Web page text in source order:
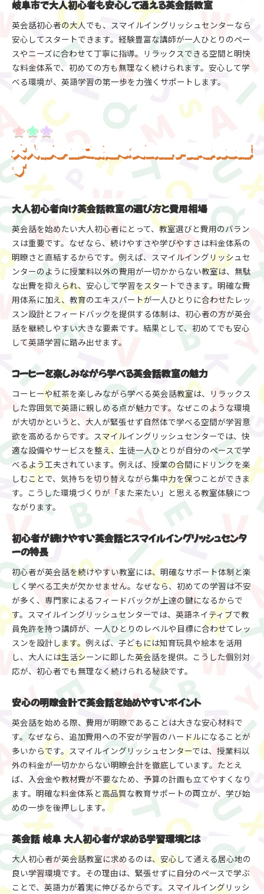
岐阜市で大人初心者も安心して通える英会話教室
英会話初心者の大人でも、スマイルイングリッシュセンターなら
安心してスタートできます。経験豊富な講師が一人ひとりのペー
スやニーズに合わせて丁寧に指導。リラックスできる空間と明快
な料金体系で、初めての方も無理なく続けられます。安心して学
べる環境が、英語学習の第一歩を力強くサポートします。
大人初心者に最適な英会話学習環境を探
す
大人初心者向け英会話教室の選び方と費用相場
英会話を始めたい大人初心者にとって、教室選びと費用のバラン
スは重要です。なぜなら、続けやすさや学びやすさは料金体系の
明瞭さと直結するからです。例えば、スマイルイングリッシュセ
ンターのように授業料以外の費用が一切かからない教室は、無駄
な出費を抑えられ、安心して学習をスタートできます。明確な費
用体系に加え、教育のエキスパートが一人ひとりに合わせたレッ
スン設計とフィードバックを提供する体制は、初心者の方が英会
話を継続しやすい大きな要素です。結果として、初めてでも安心
して英語学習に踏み出せます。
コーヒーを楽しみながら学べる英会話教室の魅力
コーヒーや紅茶を楽しみながら学べる英会話教室は、リラックス
した雰囲気で英語に親しめる点が魅力です。なぜこのような環境
が大切かというと、大人が緊張せず自然体で学べる空間が学習意
欲を高めるからです。スマイルイングリッシュセンターでは、快
適な設備やサービスを整え、生徒一人ひとりが自分のペースで学
べるよう工夫されています。例えば、授業の合間にドリンクを楽
しむことで、気持ちを切り替えながら集中力を保つことができま
す。こうした環境づくりが「また来たい」と思える教室体験につ
ながります。
初心者が続けやすい英会話とスマイルイングリッシュセンタ
ーの特長
初心者が英会話を続けやすい教室には、明確なサポート体制と楽
しく学べる工夫が欠かせません。なぜなら、初めての学習は不安
が多く、専門家によるフィードバックが上達の鍵になるからで
す。スマイルイングリッシュセンターでは、英語ネイティブで教
員免許を持つ講師が、一人ひとりのレベルや目標に合わせてレッ
スンを設計します。例えば、子どもには知育玩具や絵本を活用
し、大人には生活シーンに即した英会話を提供。こうした個別対
応が、初心者でも無理なく続けられる秘訣です。
安心の明瞭会計で英会話を始めやすいポイント
英会話を始める際、費用が明瞭であることは大きな安心材料で
す。なぜなら、追加費用への不安が学習のハードルになることが
多いからです。スマイルイングリッシュセンターでは、授業料以
外の料金が一切かからない明瞭会計を徹底しています。たとえ
ば、入会金や教材費が不要なため、予算の計画も立てやすくなり
ます。明確な料金体系と高品質な教育サポートの両立が、学び始
めの一歩を後押しします。
英会話 岐阜 大人初心者が求める学習環境とは
大人初心者が英会話教室に求めるのは、安心して通える居心地の
良い学習環境です。その理由は、緊張せずに自分のペースで学ぶ
ことで、英語力が着実に伸びるからです。スマイルイングリッシ